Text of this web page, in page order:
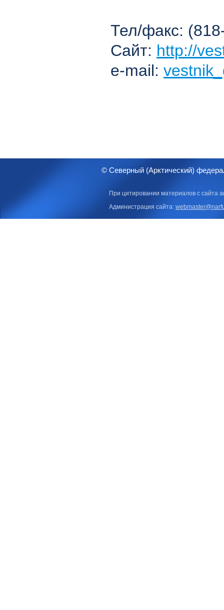
Тел/факс:
Сайт: http://
e-mail:
© Северный (Арктический)
При цитировании материалов с сайта
Администрация сайта: